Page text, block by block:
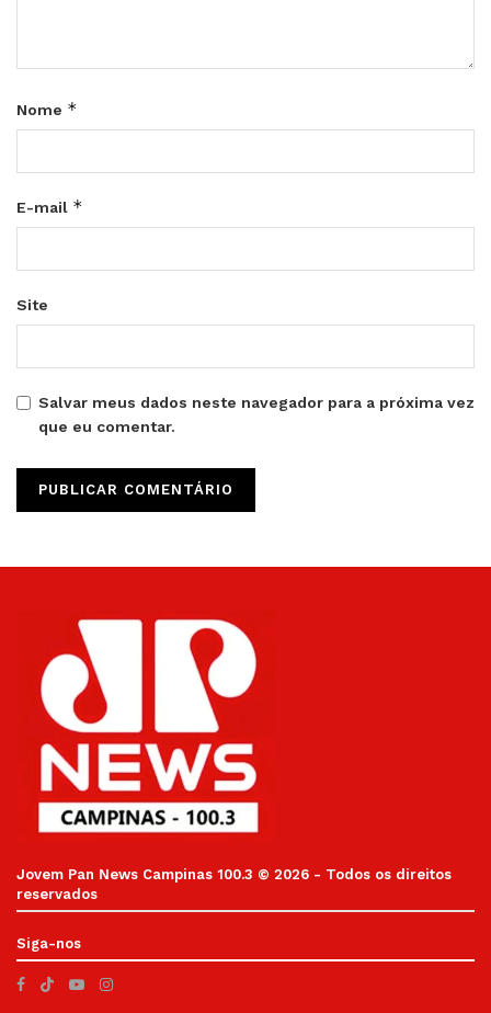
Nome *
E-mail *
Site
Salvar meus dados neste navegador para a próxima vez
que eu comentar.
Jovem Pan News Campinas 100.3 © 2026 - Todos os direitos
reservados
Siga-nos